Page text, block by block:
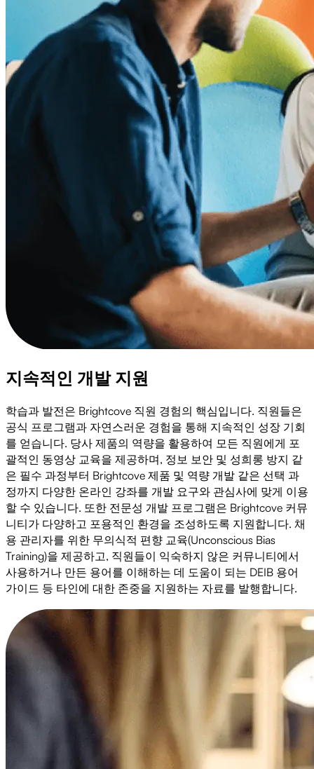
지속적인 개발 지원
학습과 발전은 Brightcove 직원 경험의 핵심입니다. 직원들은
공식 프로그램과 자연스러운 경험을 통해 지속적인 성장 기회
를 얻습니다. 당사 제품의 역량을 활용하여 모든 직원에게 포
괄적인 동영상 교육을 제공하며, 정보 보안 및 성희롱 방지 같
은 필수 과정부터 Brightcove 제품 및 역량 개발 같은 선택 과
정까지 다양한 온라인 강좌를 개발 요구와 관심사에 맞게 이용
할 수 있습니다. 또한 전문성 개발 프로그램은 Brightcove 커뮤
니티가 다양하고 포용적인 환경을 조성하도록 지원합니다. 채
용 관리자를 위한 무의식적 편향 교육(Unconscious Bias
Training)을 제공하고, 직원들이 익숙하지 않은 커뮤니티에서
사용하거나 만든 용어를 이해하는 데 도움이 되는 DEIB 용어
가이드 등 타인에 대한 존중을 지원하는 자료를 발행합니다.